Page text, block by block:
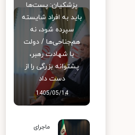
پزشکیان: پست‌ها
باید به افراد شایسته
سپرده شود، نه
هم‌جناحی‌ها / دولت
با شهادت رهبر،
پشتوانه بزرگی را از
دست داد
1405/05/14
ماجرای